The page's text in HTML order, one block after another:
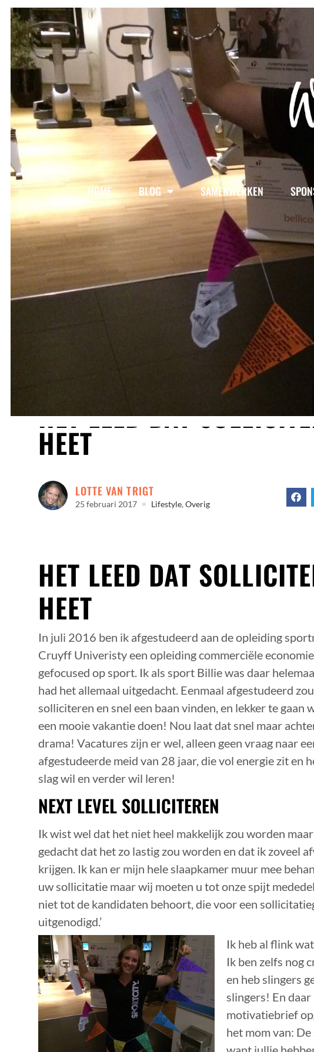
HOME BLOG SAMENWERKEN
HET LEED DAT
HEET
LOTTE VAN TRIGT
25 februari 2017 Lifestyle,Overig
HET LEED DAT
HEET
In juli 2016 ben ik afgestudeerd aan de opleiding
Cruyff Univeristy een opleiding commerciële
gefocused op sport. Ik als sport Billie was daar
had het allemaal uitgedacht. Eenmaal afgestudeerd
solliciteren en snel een baan vinden, en lekker te gaan
een mooie vakantie doen! Nou laat dat snel maar
drama! Vacatures zijn er wel, alleen geen vraag naar
afgestudeerde meid van 28 jaar, die vol energie zit en
slag wil en verder wil leren!
NEXT LEVEL SOLLICITEREN
Ik wist wel dat het niet heel makkelijk zou worden
gedacht dat het zo lastig zou worden en dat ik zoveel
krijgen. Ik kan er mijn hele slaapkamer muur mee
uw sollicitatie maar wij moeten u tot onze spijt
niet tot de kandidaten behoort, die voor een
uitgenodigd.’
Ik heb al flink
Ik ben zelfs nog
en heb slingers
slingers! En daar
motivatiebrief
het mom van: